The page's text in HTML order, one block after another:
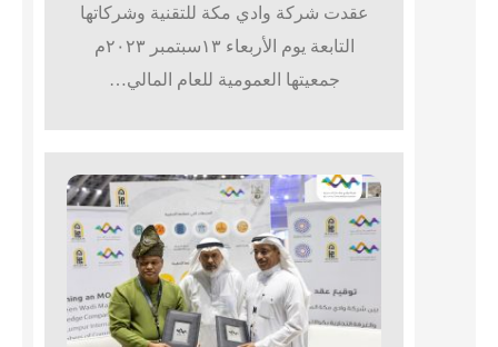
عقدت شركة وادي مكة للتقنية وشركاتها
التابعة يوم الأربعاء ١٣سبتمبر ٢٠٢٣م
جمعيتها العمومية للعام المالي…